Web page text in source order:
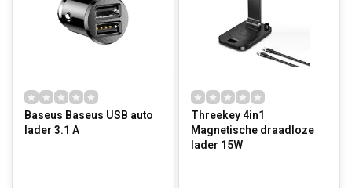
Baseus Baseus USB auto
lader 3.1 A
Threekey 4in1
Magnetische draadloze
lader 15W